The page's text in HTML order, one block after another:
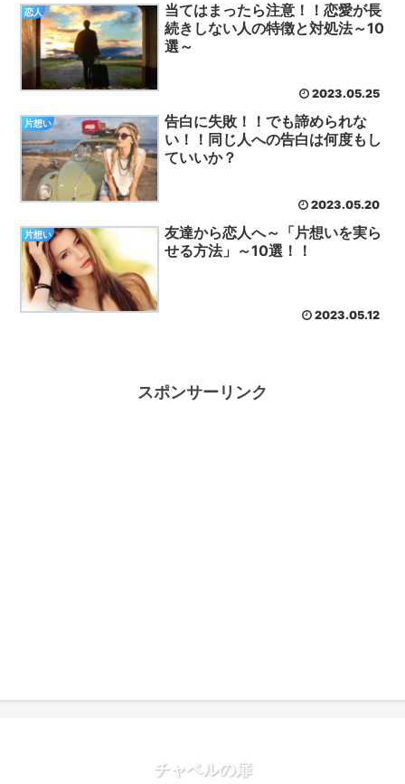
恋人
当てはまったら注意！！恋愛が長
続きしない人の特徴と対処法～10
選～
2023.05.25
片想い
告白に失敗！！でも諦められな
い！！同じ人への告白は何度もし
ていいか？
2023.05.20
片想い
友達から恋人へ～「片想いを実ら
せる方法」～10選！！
2023.05.12
スポンサーリンク
チャペルの扉